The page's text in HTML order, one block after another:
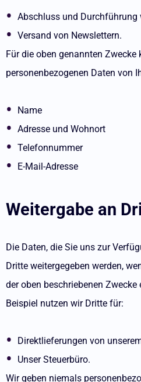
Abschluss und Durchführung
Versand von Newslettern.
Für die oben genannten
personenbezogenen Daten von
Name
Adresse und Wohnort
Telefonnummer
E-Mail-Adresse
Weitergabe an
Die Daten, die Sie uns zur
Dritte weitergegeben werden,
der oben beschriebenen
Beispiel nutzen wir Dritte für:
Direktlieferungen von
Unser Steuerbüro.
Wir geben niemals